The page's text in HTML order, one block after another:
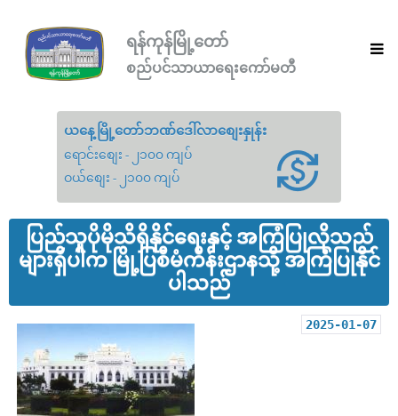
ရန်ကုန်မြို့တော်
စည်ပင်သာယာရေးကော်မတီ
ယနေ့မြို့တော်ဘဏ်ဒေါ်လာစျေးနှုန်း
ရောင်းစျေး - ၂၁၀၀ ကျပ်
ဝယ်စျေး - ၂၁၀၀ ကျပ်
ပြည်သူပိုမိုသိရှိနိုင်ရေးနှင့် အကြံပြုလိုသည်
များရှိပါက မြို့ပြစီမံကိန်းဌာနသို့ အကြံပြုနိုင်
ပါသည်
2025-01-07